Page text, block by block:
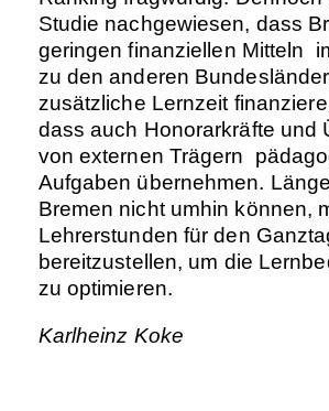
Studie nachgewiesen, dass
geringen finanziellen Mitteln
zu den anderen
zusätzliche Lernzeit
dass auch Honorarkräfte und
von externen Trägern
Aufgaben übernehmen.
Bremen nicht umhin können,
Lehrerstunden für den
bereitzustellen, um die
zu optimieren.
Karlheinz Koke